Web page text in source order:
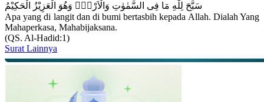
سَبَّحَ لِلّٰهِ مَا فِى السَّمٰوٰتِ وَالْاَرْضِۚ وَهُوَ الْعَزِيْزُ الْحَكِيْمُ
Apa yang di langit dan di bumi bertasbih kepada Allah. Dialah Yang
Mahaperkasa, Mahabijaksana.
(QS. Al-Hadid:1)
Surat Lainnya